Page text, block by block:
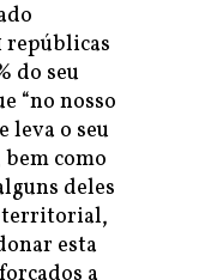
repúblicas
do seu
“no nosso
leva o seu
como
deles
territorial,
esta